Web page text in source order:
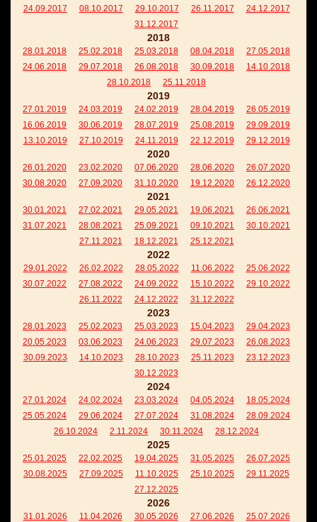
24.09.2017
08.10.2017 29.10.2017 26.11.2017
24.12.2017
31.12.2017
2018
28.01.2018 25.02.2018 25.03.2018 08.04.2018
27.05.2018
24.06.2018
29.07.2018 26.08.2018 30.09.2018
14.10.2018
28.10.2018
25.11.2018
2019
27.01.2019 24.03.2019 24.02.2019 28.04.2019
26.05.2019
16.06.2019
30.06.2019 28.07.2019 25.08.2019
29.09.2019
13.10.2019
27.10.2019 24.11.2019 22.12.2019 29.12.2019
2020
26.01.2020 23.02.2020 07.06.2020 28.06.2020
26.07.2020
30.08.2020
27.09.2020 31.10.2020 19.12.2020 26.12.2020
2021
30.01.2021 27.02.2021 29.05.2021 19.06.2021
26.06.2021
31.07.2021
28.08.2021 25.09.2021 09.10.2021
30.10.2021
27.11.2021
18.12.2021 25.12.2021
2022
29.01.2022 26.02.2022 28.05.2022 11.06.2022
25.06.2022
30.07.2022
27.08.2022 24.09.2022 15.10.2022
29.10.2022
26.11.2022
24.12.2022 31.12.2022
2023
28.01.2023 25.02.2023 25.03.2023 15.04.2023
29.04.2023
20.05.2023
03.06.2023 24.06.2023 29.07.2023
26.08.2023
30.09.2023
14.10.2023 28.10.2023 25.11.2023
23.12.2023
30.12.2023
2024
27.01.2024 24.02.2024 23.03.2024 04.05.2024
18.05.2024
25.05.2024
29.06.2024 27.07.2024 31.08.2024
28.09.2024
26.10.2024
2.11.2024 30.11.2024 28.12.2024
2025
25.01.2025 22.02.2025 19.04.2025 31.05.2025
26.07.2025
30.08.2025
27.09.2025 11.10.2025 25.10.2025
29.11.2025
27.12.2025
2026
31.01.2026 11.04.2026 30.05.2026 27.06.2026 25.07.2026